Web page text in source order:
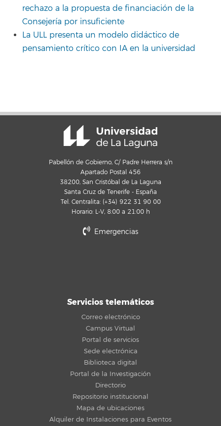
rechazo a la propuesta de financiación de la
Consejería por insuficiente
La ULL presenta un modelo didáctico de
pensamiento crítico con IA en la universidad
Pabellón de Gobierno, C/ Padre Herrera s/n
Apartado Postal 456
38200, San Cristóbal de La Laguna
Santa Cruz de Tenerife - España
Tel. Centralita: (+34) 922 31 90 00
Horario: L-V, 8:00 a 21:00 h
Emergencias
Servicios telemáticos
Correo electrónico
Campus Virtual
Portal de servicios
Sede electrónica
Biblioteca digital
Portal de la Investigación
Directorio
Repositorio institucional
Mapa de ubicaciones
Alquiler de Instalaciones para Eventos